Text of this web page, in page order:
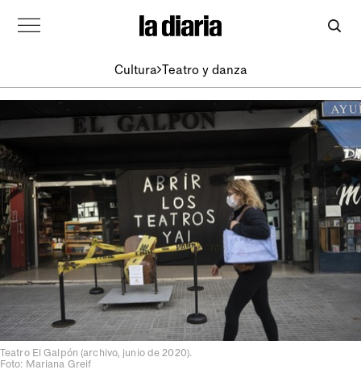
Cultura Teatro y danza
Teatro El Galpón (archivo, junio de 2020).
Foto: Mariana Greif